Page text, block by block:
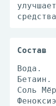
Состав
Вода.
Бетаин.
Соль